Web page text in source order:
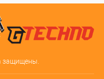
защищены.